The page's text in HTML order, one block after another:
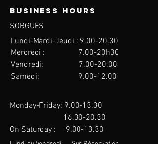
Business hours
SORGUES
Lundi-Mardi-Jeudi : 9.00-20.30
Mercredi : 7.00-20h30
Vendredi: 7.00-20.00
Samedi: 9.00-12.00
Monday-Friday: 9.00-13.30
16.30-20.30
On Saturday :
9.00-13.30